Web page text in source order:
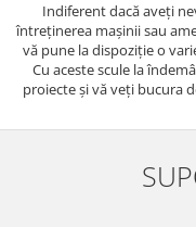
Indiferent dacă aveți
întreținerea mașinii sau
vă pune la dispoziție o
Cu aceste scule la
proiecte și vă veți bucura